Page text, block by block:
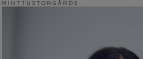
M I N T T U S T O R G Å R D S